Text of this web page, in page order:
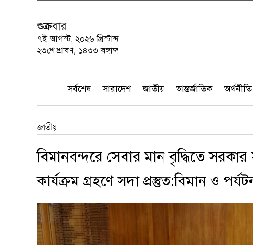
শুক্রবার
৭ই আগস্ট, ২০২৬ খ্রিস্টাব্দ
২৩শে শ্রাবণ, ১৪৩৩ বঙ্গাব্দ
সর্বশেষ সারাদেশ জাতীয় আন্তর্জাতিক অর্থনীতি
জাতীয়
বিমানবন্দরে সেবার মান বৃদ্ধিতে
কার্যক্রম গ্রহণে সদা প্রস্তুত:বিমান ও পর্যটন